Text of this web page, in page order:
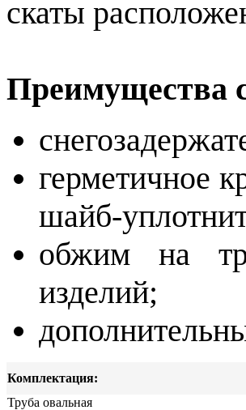
скаты
Преимущества
герметичное
шайб-
обжим на
изделий;
Комплектация:
Труба овальная